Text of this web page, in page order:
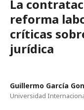
La
reforma
críticas
jurídica
Guillermo García
Universidad